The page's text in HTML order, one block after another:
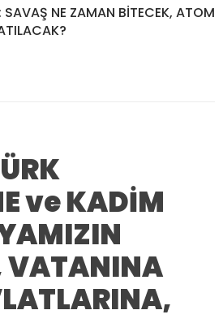
NE ZAMAN BİTECEK, ATOM
ve KADİM
VATANINA